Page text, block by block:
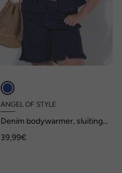
ANGEL OF STYLE
Denim bodywarmer, sluiting
stretchdenim
39,99€